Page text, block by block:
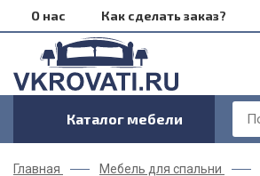
О нас Как сделать заказ?
Каталог мебели
Главная Мебель для спальни